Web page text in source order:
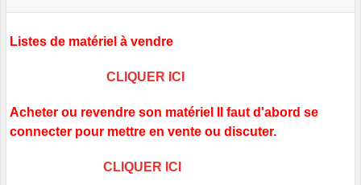
Listes de matériel à vendre
CLIQUER ICI
Acheter ou revendre son matériel Il faut d'abord se
connecter pour mettre en vente ou discuter.
CLIQUER ICI